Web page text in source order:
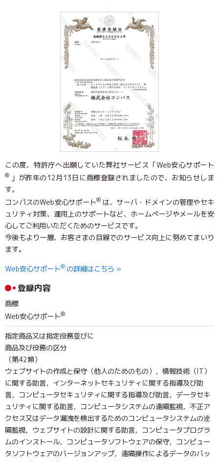
この度、特許庁へ出願していた弊社サービス「Web安心サポート
® 」が昨年の12月13日に商標登録されましたので、お知らせしま
す。
コンパスのWeb安心サポート® は、サーバ・ドメインの管理やセキ
ュリティ対策、運用上のサポートなど、ホームページやメールを安
心してご利用いただくためのサービスです。
今後もより一層、お客さまの目線でのサービス向上に努めてまいり
ます。
Web安心サポート® の詳細はこちら »
登録内容
商標
Web安心サポート®
指定商品又は指定役務並びに
商品及び役務の区分
（第42類）
ウェブサイトの作成と保守（他人のためのもの），情報技術（IT）
に関する助言，インターネットセキュリティに関する指導及び助
言，コンピュータセキュリティに関する指導及び助言，データセキ
ュリティに関する助言，コンピュータシステムの遠隔監視，不正ア
クセス又はデータ漏洩を検出するためのコンピュータシステムの逹
隔監視，ウェブサイトの設計に関する助言，コンピュータプログラ
ムのインストール，コンピュータソフトウェアの保守，コンピュー
タソフトウェアのバージョンアップ，遠隔操作によるデータのバッ